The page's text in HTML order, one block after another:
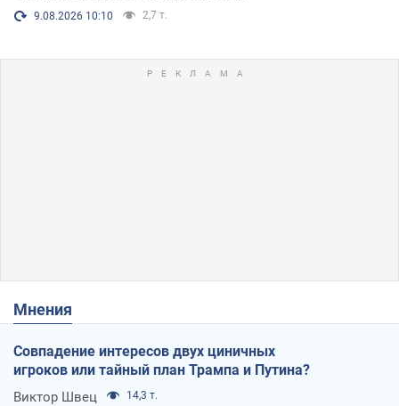
9.08.2026 10:10 2,7 т.
Мнения
Совпадение интересов двух циничных
игроков или тайный план Трампа и Путина?
Виктор Швец 14,3 т.